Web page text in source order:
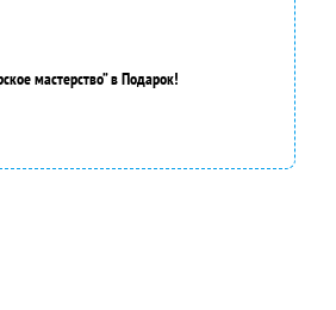
мастерство” в Подарок!